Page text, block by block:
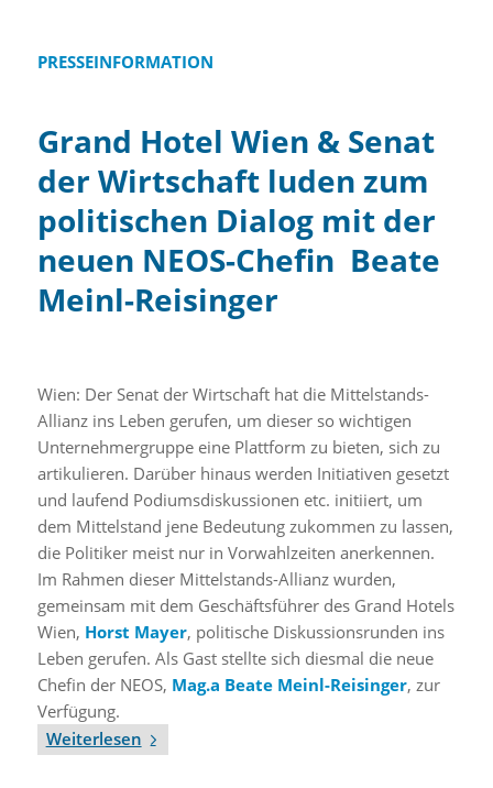
PRESSEINFORMATION
Grand Hotel Wien & Senat
der Wirtschaft luden zum
politischen Dialog mit der
neuen NEOS-Chefin Beate
Meinl-Reisinger
Wien: Der Senat der Wirtschaft hat die Mittelstands-
Allianz ins Leben gerufen, um dieser so wichtigen
Unternehmergruppe eine Plattform zu bieten, sich zu
artikulieren. Darüber hinaus werden Initiativen gesetzt
und laufend Podiumsdiskussionen etc. initiiert, um
dem Mittelstand jene Bedeutung zukommen zu lassen,
die Politiker meist nur in Vorwahlzeiten anerkennen.
Im Rahmen dieser Mittelstands-Allianz wurden,
gemeinsam mit dem Geschäftsführer des Grand Hotels
Wien, Horst Mayer, politische Diskussionsrunden ins
Leben gerufen. Als Gast stellte sich diesmal die neue
Chefin der NEOS, Mag.a Beate Meinl-Reisinger, zur
Verfügung.
Weiterlesen